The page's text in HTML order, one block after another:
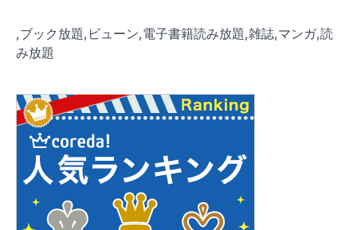
,ブック放題,ビューン,電子書籍読み放題,雑誌,マンガ,読
み放題